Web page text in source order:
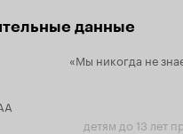
данные
«Мы никогда не
детям до 13 лет